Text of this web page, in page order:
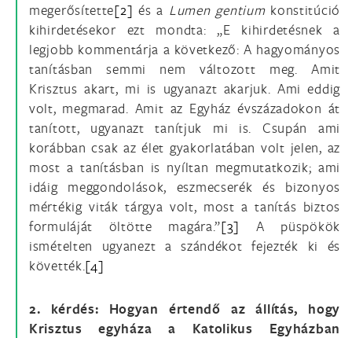
megerősítette[2] és a Lumen gentiumkonstitúció
kihirdetésekor ezt mondta: „E kihirdetésnek a
legjobb kommentárja a következő: A hagyományos
tanításban semmi nem változott meg. Amit
Krisztus akart, mi is ugyanazt akarjuk. Ami eddig
volt, megmarad. Amit az Egyház évszázadokon át
tanított, ugyanazt tanítjuk mi is. Csupán ami
korábban csak az élet gyakorlatában volt jelen, az
most a tanításban is nyíltan megmutatkozik; ami
idáig meggondolások, eszmecserék és bizonyos
mértékig viták tárgya volt, most a tanítás biztos
formuláját öltötte magára.”[3] A püspökök
ismételten ugyanezt a szándékot fejezték ki és
követték.[4]
2. kérdés: Hogyan értendő az állítás, hogy
Krisztus egyháza a Katolikus Egyházban